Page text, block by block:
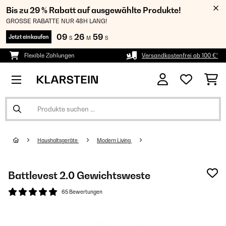
Bis zu 29 % Rabatt auf ausgewählte Produkte!
GROSSE RABATTE NUR 48H LANG!
Jetzt einkaufen 09 S 26 M 59 S
Flexible Zahlungen Versandkostenfrei ab 100 €*
Haushaltsgeräte Modern Living
Battlevest 2.0 Gewichtsweste
65 Bewertungen